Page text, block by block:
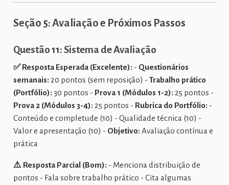
Seção 5: Avaliação e Próximos Passos
Questão 11: Sistema de Avaliação
✅ Resposta Esperada (Excelente): - Questionários
semanais: 20 pontos (sem reposição) - Trabalho prático
(Portfólio): 30 pontos - Prova 1 (Módulos 1-2): 25 pontos -
Prova 2 (Módulos 3-4): 25 pontos - Rubrica do Portfólio: -
Conteúdo e completude (10) - Qualidade técnica (10) -
Valor e apresentação (10) - Objetivo: Avaliação contínua e
prática
⚠️ Resposta Parcial (Bom): - Menciona distribuição de
pontos - Fala sobre trabalho prático - Cita algumas